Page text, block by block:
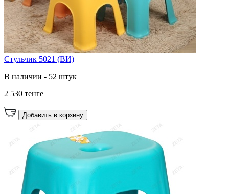
Стульчик 5021 (ВИ)
В наличии - 52 штук
2 530 тенге
Добавить в корзину